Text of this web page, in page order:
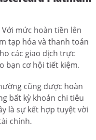
mức hoàn tiền lên
tạp hóa và thanh toán
các giao dịch trực
bạn cơ hội tiết kiệm.
cũng được hoàn
bất kỳ khoản chi tiêu
là sự kết hợp tuyệt vời
chính.